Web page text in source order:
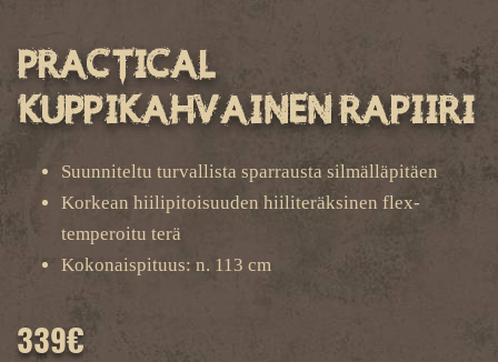
Practical
kuppikahvainen rapiiri
Suunniteltu turvallista sparrausta silmälläpitäen
Korkean hiilipitoisuuden hiiliteräksinen flex-
temperoitu terä
Kokonaispituus: n. 113 cm
339€